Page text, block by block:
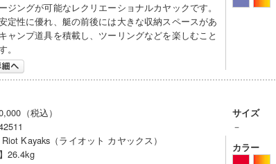
ジングが可能なレクリエーショナルカヤックです。
定性に優れ、艇の前後には大きな収納スペースがあ
ャンプ道具を積載し、ツーリングなどを楽しむこと
。
（税込）
Riot Kayaks（ライオット カヤックス）
26.4kg
サイズ
－
カラー